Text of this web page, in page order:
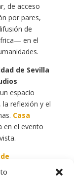
de acceso
por pares,
de
en el
de Sevilla
espacio
reflexión y el
Casa
en el evento